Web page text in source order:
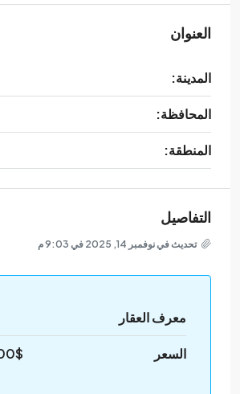
العنوان
المدينة:
المحافظة:
المنطقة:
التفاصيل
تحديث في نوفمبر 14, 2025 في 9:03 م
معرف العقار
السعر